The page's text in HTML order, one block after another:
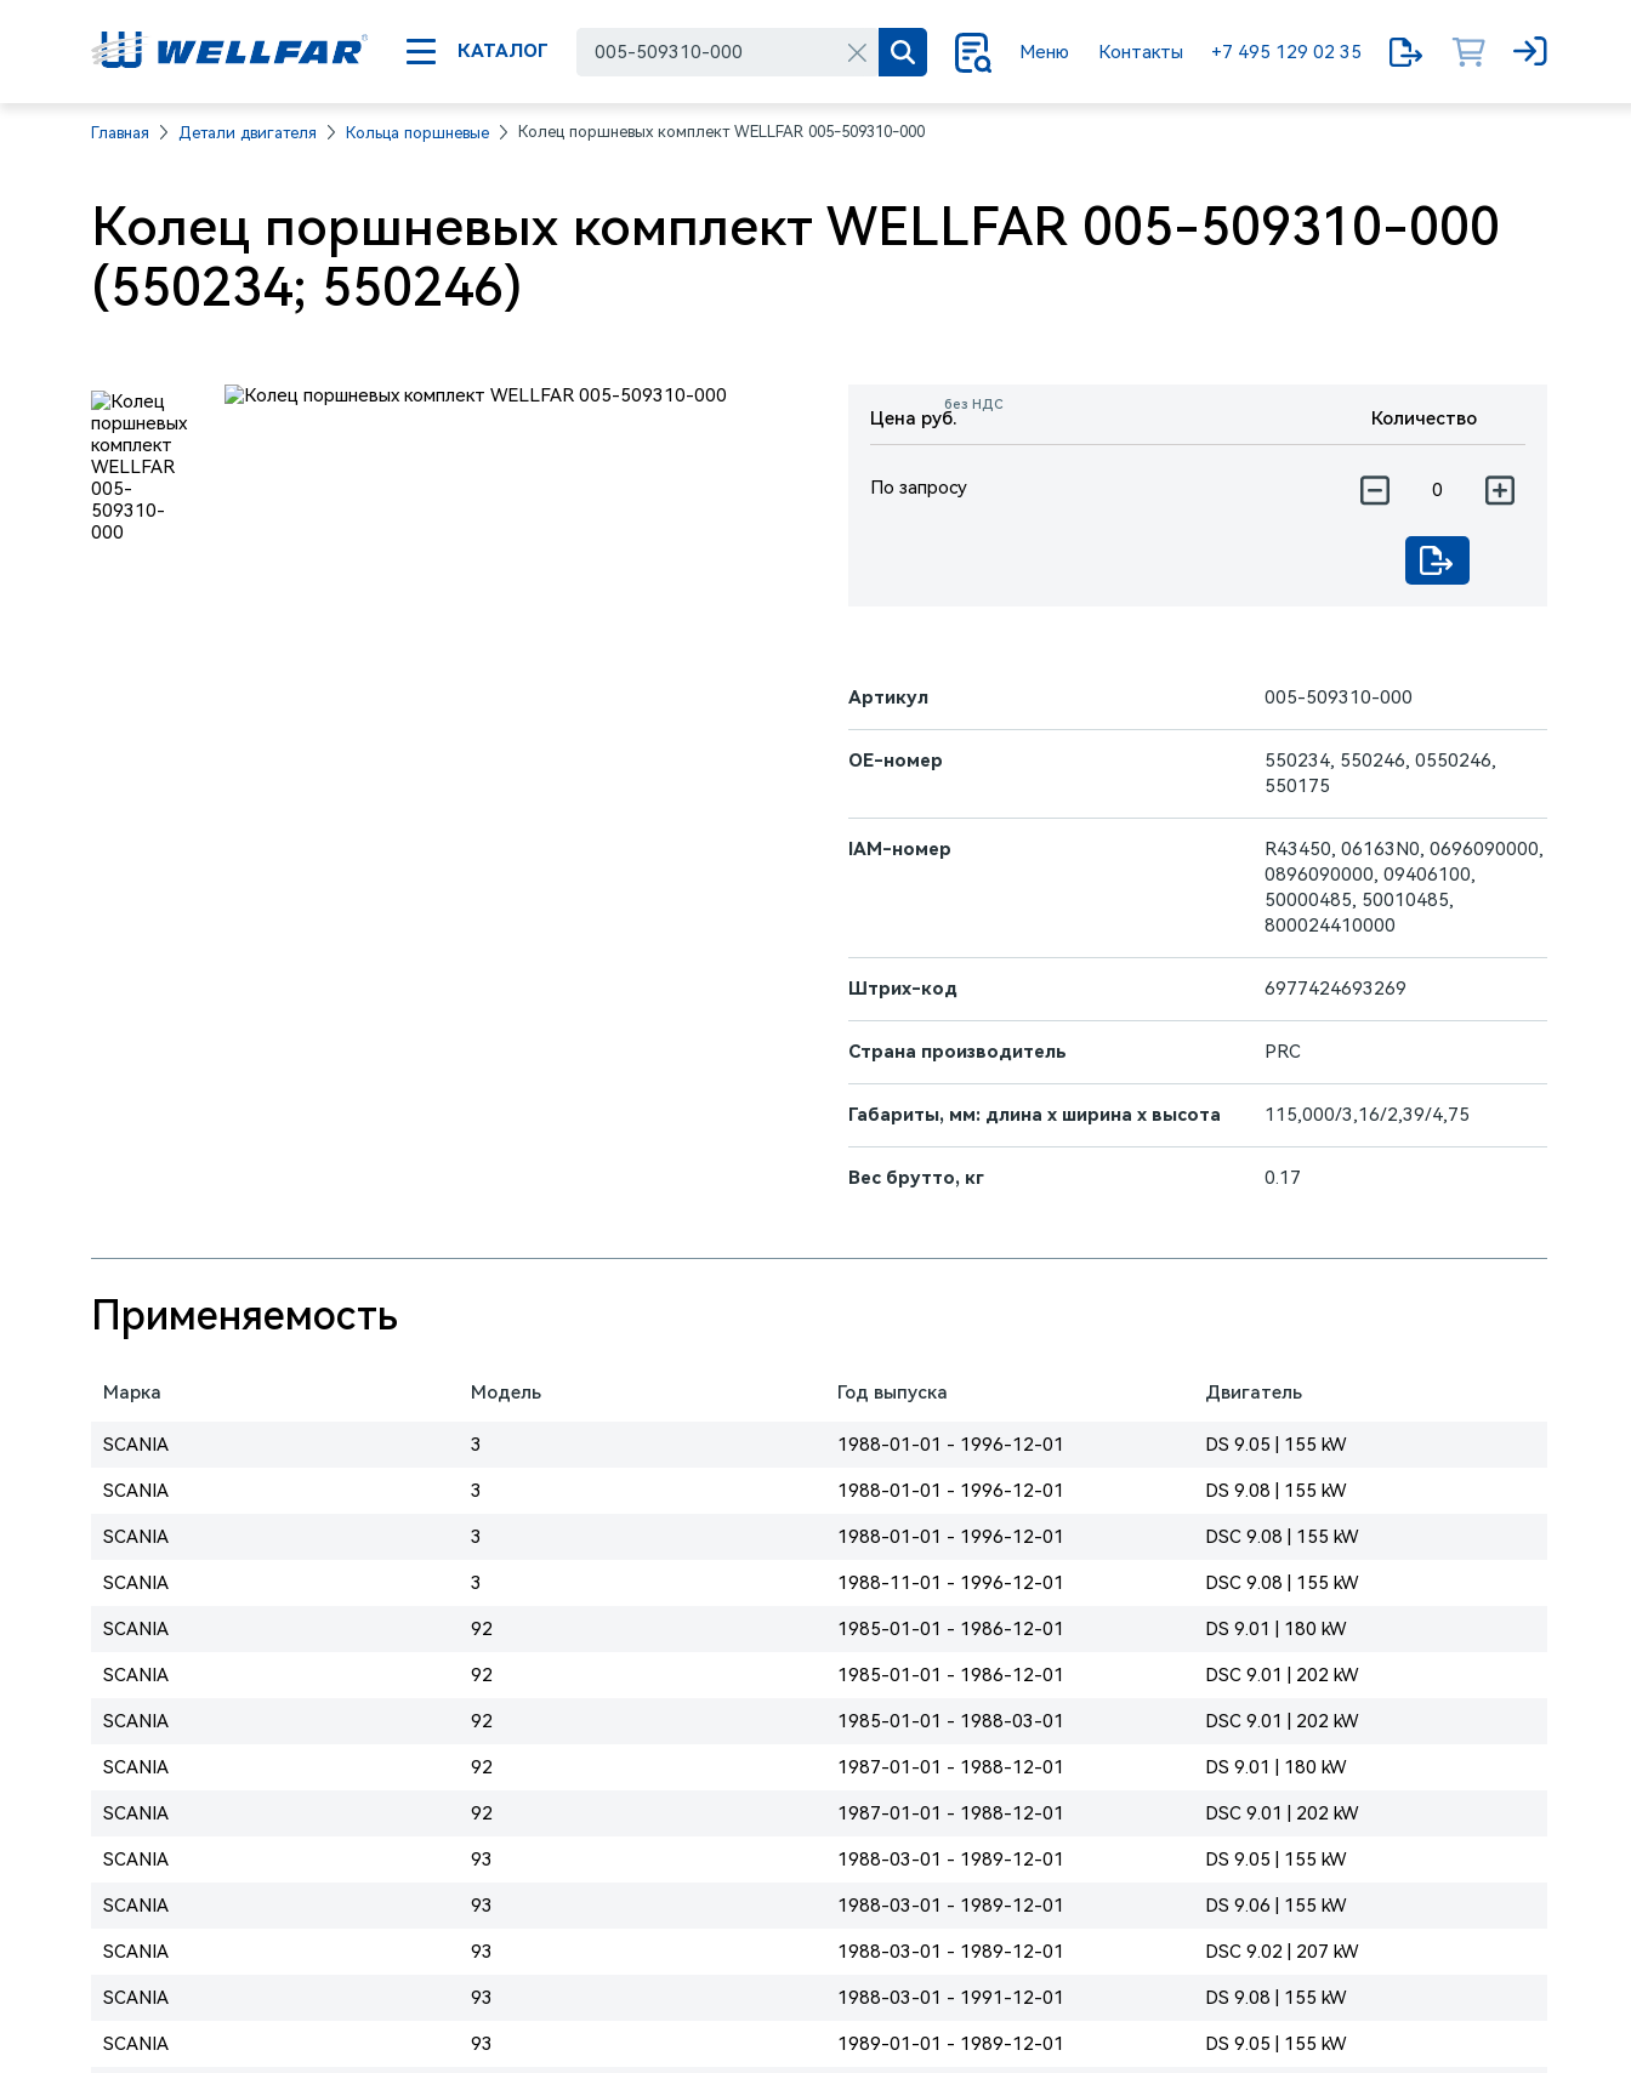
КАТАЛОГ Меню Контакты +7 495 129 02 35
Главная Детали двигателя Кольца поршневые Колец поршневых комплект WELLFAR 005-509310-000
Колец поршневых комплект WELLFAR 005-509310-000
(550234; 550246)
Цена руб.
без НДС
Количество
По запросу
Артикул 005-509310-000
OE-номер
550234, 550246, 0550246,
550175
IAM-номер
R43450, 06163N0, 0696090000,
0896090000, 09406100,
50000485, 50010485,
800024410000
Штрих-код 6977424693269
Страна производитель PRC
Габариты, мм: длина х ширина х высота 115,000/3,16/2,39/4,75
Вес брутто, кг 0.17
Применяемость
Марка Модель Год выпуска Двигатель
SCANIA 3 1988-01-01 - 1996-12-01 DS 9.05 | 155 kW
SCANIA 3 1988-01-01 - 1996-12-01 DS 9.08 | 155 kW
SCANIA 3 1988-01-01 - 1996-12-01 DSC 9.08 | 155 kW
SCANIA 3 1988-11-01 - 1996-12-01 DSC 9.08 | 155 kW
SCANIA 92 1985-01-01 - 1986-12-01 DS 9.01 | 180 kW
SCANIA 92 1985-01-01 - 1986-12-01 DSC 9.01 | 202 kW
SCANIA 92 1985-01-01 - 1988-03-01 DSC 9.01 | 202 kW
SCANIA 92 1987-01-01 - 1988-12-01 DS 9.01 | 180 kW
SCANIA 92 1987-01-01 - 1988-12-01 DSC 9.01 | 202 kW
SCANIA 93 1988-03-01 - 1989-12-01 DS 9.05 | 155 kW
SCANIA 93 1988-03-01 - 1989-12-01 DS 9.06 | 155 kW
SCANIA 93 1988-03-01 - 1989-12-01 DSC 9.02 | 207 kW
SCANIA 93 1988-03-01 - 1991-12-01 DS 9.08 | 155 kW
SCANIA 93 1989-01-01 - 1989-12-01 DS 9.05 | 155 kW